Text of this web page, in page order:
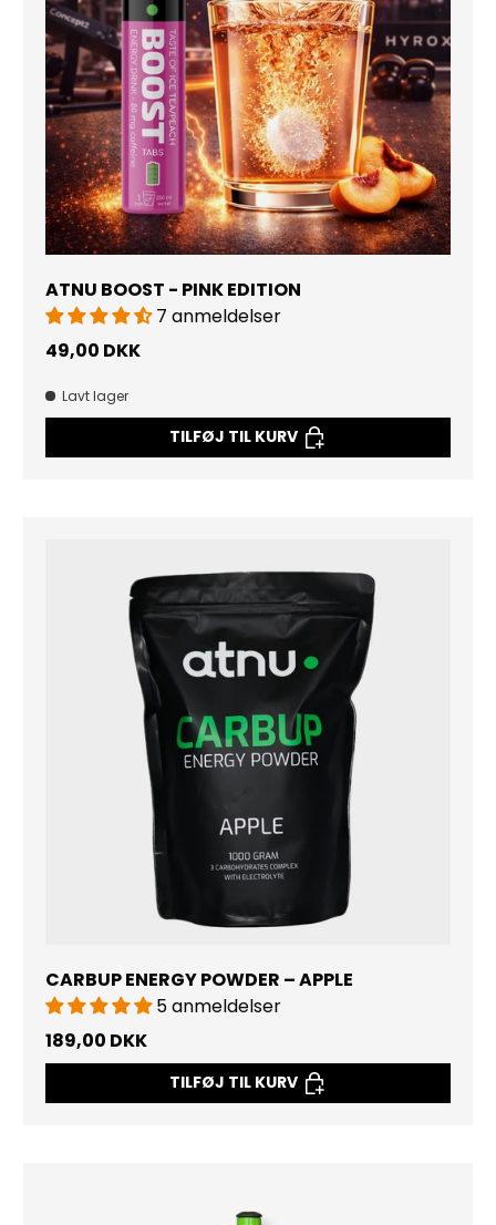
ATNU BOOST - PINK EDITION
7 anmeldelser
49,00 DKK
Lavt lager
TILFØJ TIL KURV
CARBUP ENERGY POWDER – APPLE
5 anmeldelser
189,00 DKK
TILFØJ TIL KURV